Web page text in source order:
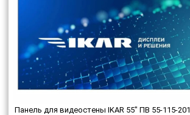
Панель для видеостены IKAR 55" ПВ 55-115-201